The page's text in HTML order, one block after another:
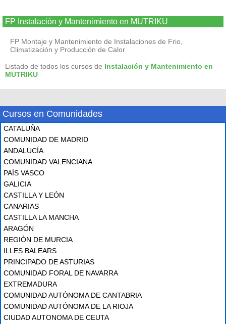
FP Instalación y Mantenimiento en MUTRIKU
FP Montaje y Mantenimiento de Instalaciones de Frio,
Climatización y Producción de Calor
Listado de todos los cursos de Instalación y Mantenimiento en
MUTRIKU
Cursos en Comunidades
CATALUÑA
COMUNIDAD DE MADRID
ANDALUCÍA
COMUNIDAD VALENCIANA
PAÍS VASCO
GALICIA
CASTILLA Y LEÓN
CANARIAS
CASTILLA LA MANCHA
ARAGÓN
REGIÓN DE MURCIA
ILLES BALEARS
PRINCIPADO DE ASTURIAS
COMUNIDAD FORAL DE NAVARRA
EXTREMADURA
COMUNIDAD AUTÓNOMA DE CANTABRIA
COMUNIDAD AUTÓNOMA DE LA RIOJA
CIUDAD AUTONOMA DE CEUTA